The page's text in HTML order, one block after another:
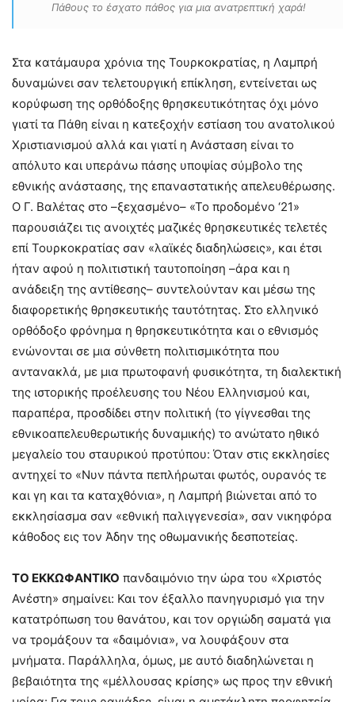
Πάθους το έσχατο πάθος για μια ανατρεπτική χαρά!
Στα κατάμαυρα χρόνια της Τουρκοκρατίας, η Λαμπρή
δυναμώνει σαν τελετουργική επίκληση, εντείνεται ως
κορύφωση της ορθόδοξης θρησκευτικότητας όχι μόνο
γιατί τα Πάθη είναι η κατεξοχήν εστίαση του ανατολικού
Χριστιανισμού αλλά και γιατί η Ανάσταση είναι το
απόλυτο και υπεράνω πάσης υποψίας σύμβολο της
εθνικής ανάστασης, της επαναστατικής απελευθέρωσης.
Ο Γ. Βαλέτας στο –ξεχασμένο– «Το προδομένο ‘21»
παρουσιάζει τις ανοιχτές μαζικές θρησκευτικές τελετές
επί Τουρκοκρατίας σαν «λαϊκές διαδηλώσεις», και έτσι
ήταν αφού η πολιτιστική ταυτοποίηση –άρα και η
ανάδειξη της αντίθεσης– συντελούνταν και μέσω της
διαφορετικής θρησκευτικής ταυτότητας. Στο ελληνικό
ορθόδοξο φρόνημα η θρησκευτικότητα και ο εθνισμός
ενώνονται σε μια σύνθετη πολιτισμικότητα που
αντανακλά, με μια πρωτοφανή φυσικότητα, τη διαλεκτική
της ιστορικής προέλευσης του Νέου Ελληνισμού και,
παραπέρα, προσδίδει στην πολιτική (το γίγνεσθαι της
εθνικοαπελευθερωτικής δυναμικής) το ανώτατο ηθικό
μεγαλείο του σταυρικού προτύπου: Όταν στις εκκλησίες
αντηχεί το «Νυν πάντα πεπλήρωται φωτός, ουρανός τε
και γη και τα καταχθόνια», η Λαμπρή βιώνεται από το
εκκλησίασμα σαν «εθνική παλιγγενεσία», σαν νικηφόρα
κάθοδος εις τον Άδην της οθωμανικής δεσποτείας.
ΤΟ ΕΚΚΩΦΑΝΤΙΚΟ πανδαιμόνιο την ώρα του «Χριστός
Ανέστη» σημαίνει: Και τον έξαλλο πανηγυρισμό για την
κατατρόπωση του θανάτου, και τον οργιώδη σαματά για
να τρομάξουν τα «δαιμόνια», να λουφάξουν στα
μνήματα. Παράλληλα, όμως, με αυτό διαδηλώνεται η
βεβαιότητα της «μέλλουσας κρίσης» ως προς την εθνική